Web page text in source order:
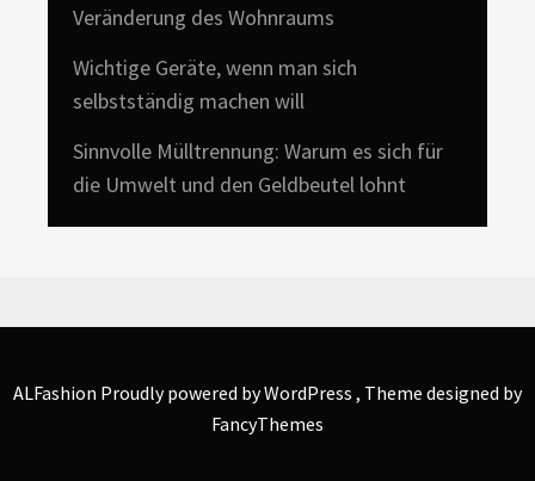
Veränderung des Wohnraums
Wichtige Geräte, wenn man sich
selbstständig machen will
Sinnvolle Mülltrennung: Warum es sich für
die Umwelt und den Geldbeutel lohnt
ALFashion Proudly powered byWordPress , Theme designed by
FancyThemes